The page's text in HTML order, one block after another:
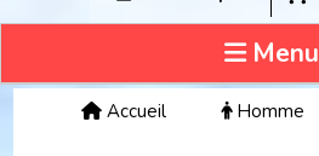
Menu
Accueil Homme